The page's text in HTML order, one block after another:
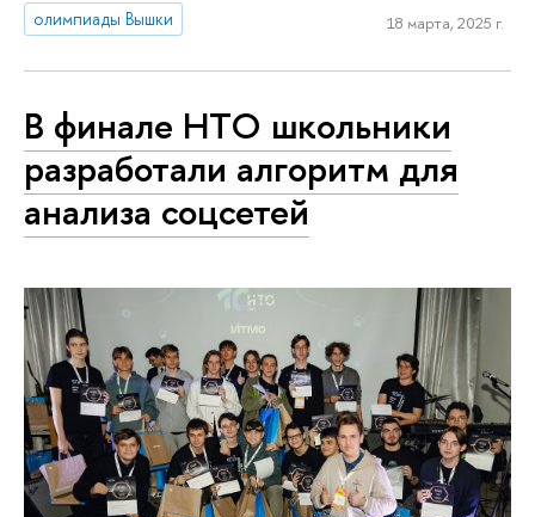
олимпиады Вышки
18 марта, 2025 г.
В финале НТО школьники
разработали алгоритм для
анализа соцсетей